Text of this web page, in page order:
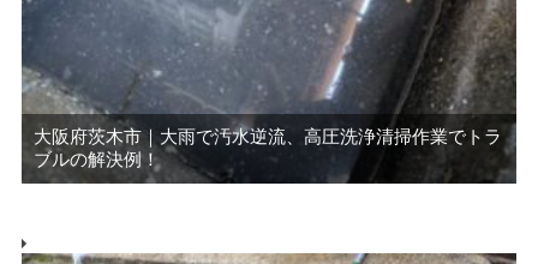
大阪府茨木市｜大雨で汚水逆流、高圧洗浄清掃作業でトラ
ブルの解決例！